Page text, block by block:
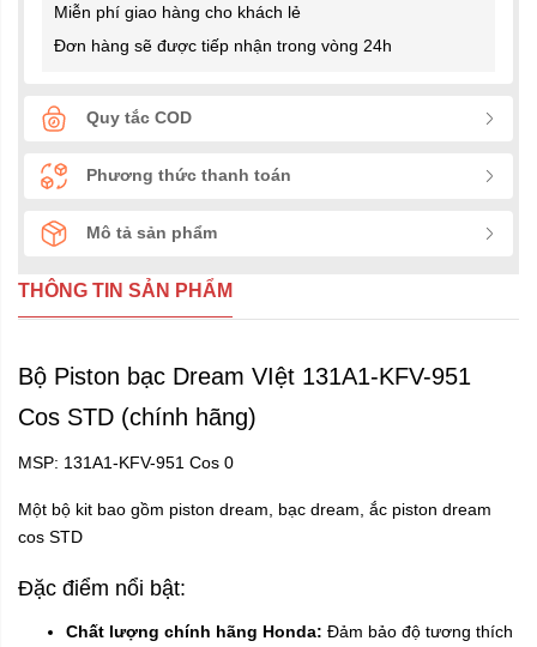
Miễn phí giao hàng cho khách lẻ
Đơn hàng sẽ được tiếp nhận trong vòng 24h
Quy tắc COD
Phương thức thanh toán
Mô tả sản phẩm
THÔNG TIN SẢN PHẨM
Bộ Piston bạc Dream VIệt 131A1-KFV-951
Cos STD (chính hãng)
MSP: 131A1-KFV-951 Cos 0
Một bộ kit bao gồm piston dream, bạc dream, ắc piston dream
cos STD
Đặc điểm nổi bật:
Chất lượng chính hãng Honda: Đảm bảo độ tương thích